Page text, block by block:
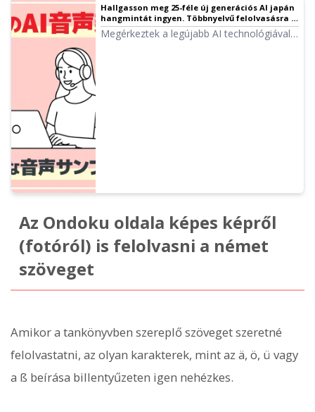
Hallgasson meg 25-féle új generációs AI japán
hangmintát ingyen. Többnyelvű felolvasásra is
alkalmas | Ondoku szövegfelolvasó szoftver
Megérkeztek a legújabb AI technológiával
Az Ondoku oldala képes képről
(fotóról) is felolvasni a német
szöveget
Amikor a tankönyvben szereplő szöveget szeretné
felolvastatni, az olyan karakterek, mint az ä, ö, ü vagy
a ß beírása billentyűzeten igen nehézkes.